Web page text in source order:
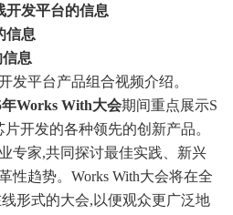
开发平台的信息
信息
息
发平台产品组合视频介绍。
年Works With大会期间重点展示S
开发的各种领先的创新产品。
专家,共同探讨最佳实践、新兴
性趋势。Works With大会将在全
形式的大会,以便观众更广泛地